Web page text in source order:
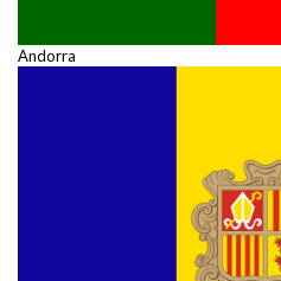
Andorra